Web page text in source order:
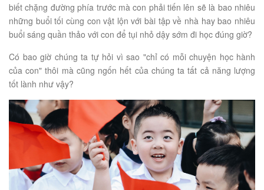
biết chặng đường phía trước mà con phải tiến lên sẽ là bao nhiêu
những buổi tối cùng con vật lộn với bài tập về nhà hay bao nhiêu
buổi sáng quần thảo với con để tụi nhỏ dậy sớm đi học đúng giờ?
Có bao giờ chúng ta tự hỏi vì sao "chỉ có mỗi chuyện học hành
của con" thôi mà cũng ngốn hết của chúng ta tất cả năng lượng
tốt lành như vậy?